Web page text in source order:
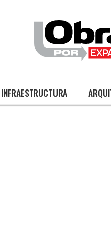
INFRAESTRUCTURA